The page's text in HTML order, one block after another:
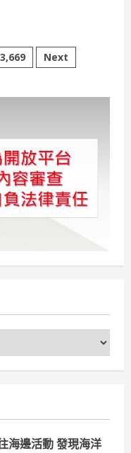
3,669 Next
海邊活動 發現海洋